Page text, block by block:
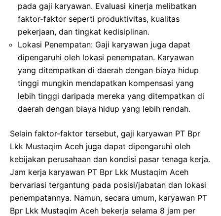
pada gaji karyawan. Evaluasi kinerja melibatkan
faktor-faktor seperti produktivitas, kualitas
pekerjaan, dan tingkat kedisiplinan.
Lokasi Penempatan: Gaji karyawan juga dapat
dipengaruhi oleh lokasi penempatan. Karyawan
yang ditempatkan di daerah dengan biaya hidup
tinggi mungkin mendapatkan kompensasi yang
lebih tinggi daripada mereka yang ditempatkan di
daerah dengan biaya hidup yang lebih rendah.
Selain faktor-faktor tersebut, gaji karyawan PT Bpr
Lkk Mustaqim Aceh juga dapat dipengaruhi oleh
kebijakan perusahaan dan kondisi pasar tenaga kerja.
Jam kerja karyawan PT Bpr Lkk Mustaqim Aceh
bervariasi tergantung pada posisi/jabatan dan lokasi
penempatannya. Namun, secara umum, karyawan PT
Bpr Lkk Mustaqim Aceh bekerja selama 8 jam per